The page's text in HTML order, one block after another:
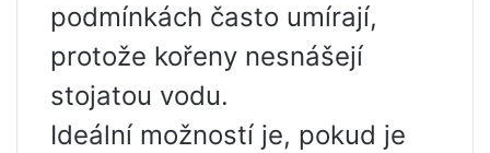
podmínkách často umírají,
protože kořeny nesnášejí
stojatou vodu.
Ideální možností je, pokud je